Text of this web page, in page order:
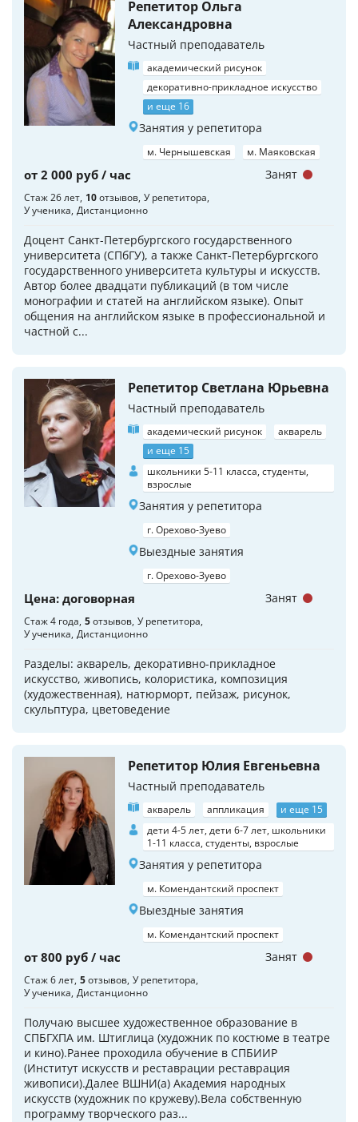
Репетитор Ольга
Александровна
Частный преподаватель
академический рисунок
декоративно-прикладное искусство
и еще 16
Занятия у репетитора
м. Чернышевская м. Маяковская
от 2 000 руб / час
Стаж 26 лет 10отзывов У репетитора
У ученика Дистанционно
Доцент Санкт-Петербургского государственного
университета (СПбГУ), а также Санкт-Петербургского
государственного университета культуры и искусств.
Автор более двадцати публикаций (в том числе
монографии и статей на английском языке). Опыт
общения на английском языке в профессиональной и
частной с...
Занят
Репетитор Светлана Юрьевна
Частный преподаватель
академический рисунок
акварель
и еще 15
школьники 5-11 класса, студенты,
взрослые
Занятия у репетитора
г. Орехово-Зуево
Выездные занятия
г. Орехово-Зуево
Цена: договорная
Стаж 4 года 5отзывов У репетитора
У ученика Дистанционно
Разделы: акварель, декоративно-прикладное
искусство, живопись, колористика, композиция
(художественная), натюрморт, пейзаж, рисунок,
скульптура, цветоведение
Занят
Репетитор Юлия Евгеньевна
Частный преподаватель
акварель аппликация
и еще 15
дети 4-5 лет, дети 6-7 лет, школьники
1-11 класса, студенты, взрослые
Занятия у репетитора
м. Комендантский проспект
Выездные занятия
м. Комендантский проспект
от 800 руб / час
Стаж 6 лет 5отзывов У репетитора
У ученика Дистанционно
Получаю высшее художественное образование в
СПБГХПА им. Штиглица (художник по костюме в театре
и кино).Ранее проходила обучение в СПБИИР
(Институт искусств и реставрации реставрация
живописи).Далее ВШНИ(а) Академия народных
искусств (художник по кружеву).Вела собственную
программу творческого раз...
Занят